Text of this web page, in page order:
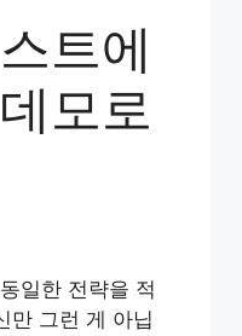
트에
모로
일한 전략을 적
만 그런 게 아닙